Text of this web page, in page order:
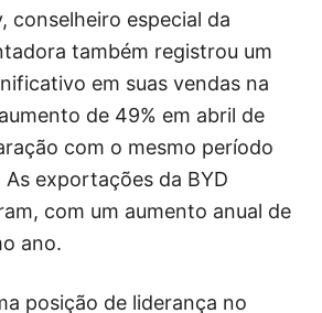
conselheiro especial da
também registrou um
em suas vendas na
de 49% em abril de
com o mesmo período
exportações da BYD
com um aumento anual de
ano.
posição de liderança no